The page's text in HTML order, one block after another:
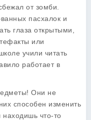
от зомби.
пасхалок и
глаза открытыми,
или
учили читать
работает в
Они не
способен изменить
находишь что-то